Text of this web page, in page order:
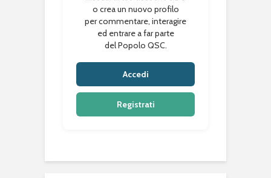
o crea un nuovo profilo
per commentare, interagire
ed entrare a far parte
del Popolo QSC.
Accedi
Registrati